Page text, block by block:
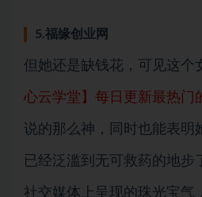
5.福缘创业网
但她还是缺钱花，可见这个
心云学堂】每日更新最热门
说的那么神，同时也能表明
已经泛滥到无可救药的地步
社交媒体上呈现的珠光宝气